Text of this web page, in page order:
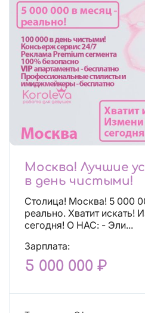
Москва! Лучшие
в день чистыми!
Столица! Москва! 5 000
реально. Хватит искать!
сегодня! О НАС: - Эли...
Зарплата:
5 000 000 ₽